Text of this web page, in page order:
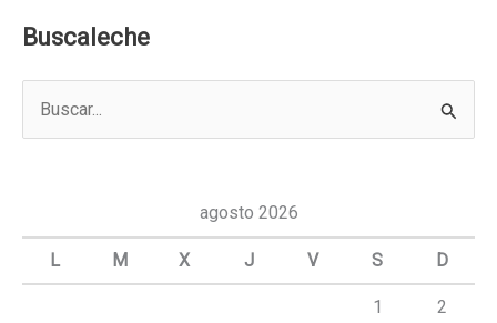
Buscaleche
a
agosto 2026
L M X J V S D
1 2